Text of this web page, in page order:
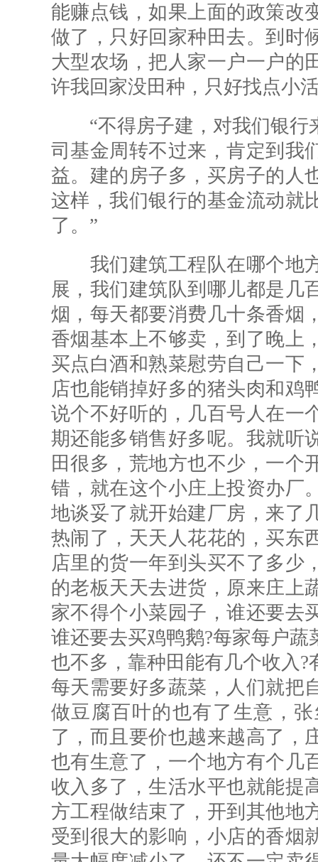
能赚点钱，如果上面的政策改
做了，只好回家种田去。到时
大型农场，把人家一户一户的
许我回家没田种，只好找点小
“不得房子建，对我们银行
司基金周转不过来，肯定到我
益。建的房子多，买房子的人
这样，我们银行的基金流动就
了。”
我们建筑工程队在哪个地
展，我们建筑队到哪儿都是几
烟，每天都要消费几十条香烟
香烟基本上不够卖，到了晚上
买点白酒和熟菜慰劳自己一下
店也能销掉好多的猪头肉和鸡
说个不好听的，几百号人在一
期还能多销售好多呢。我就听
田很多，荒地方也不少，一个
错，就在这个小庄上投资办厂
地谈妥了就开始建厂房，来了
热闹了，天天人花花的，买东
店里的货一年到头买不了多少
的老板天天去进货，原来庄上
家不得个小菜园子，谁还要去
谁还要去买鸡鸭鹅?每家每户
也不多，靠种田能有几个收入
每天需要好多蔬菜，人们就把
做豆腐百叶的也有了生意，
了，而且要价也越来越高了，
也有生意了，一个地方有个几
收入多了，生活水平也就能提
方工程做结束了，开到其他地
受到很大的影响，小店的香烟